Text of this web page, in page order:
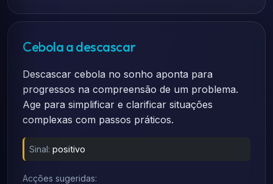
Cebola a descascar
Descascar cebola no sonho aponta para
progressos na compreensão de um problema.
Age para simplificar e clarificar situações
complexas com passos práticos.
Sinal: positivo
Acções sugeridas: